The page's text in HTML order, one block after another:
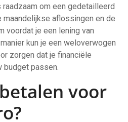
om een gedetailleerd
aflossingen en de
voordat je een lening van
kun je een weloverwogen
zorgen dat je financiële
budget passen.
voor